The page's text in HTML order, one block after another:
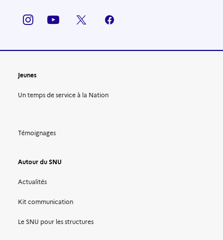
Jeunes
Un temps de service à la Nation
Témoignages
Autour du SNU
Actualités
Kit communication
Le SNU pour les structures